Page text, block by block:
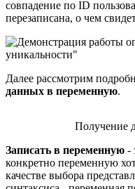
совпадение по ID
перезаписана, о чем
Далее рассмотрим
данных в переменную.
Получение
Записать в переменную -
конкретно переменную
качестве выбора